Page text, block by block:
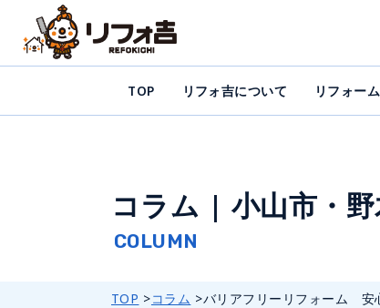
TOP リフォ吉について リフォー
コラム | 小山市・
TOP コラム バリアフリーリフォーム 安